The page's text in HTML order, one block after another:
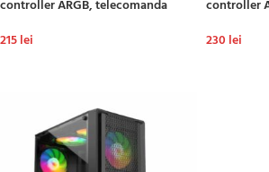
controller ARGB, telecomanda
215lei
controller
230 lei